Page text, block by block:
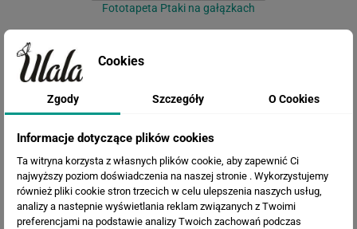
Fototapeta Ptaki na gałązkach
Fototapeta Las we mgle
Cookies
Zgody Szczegóły O Cookies
Informacje dotyczące plików cookies
Ta witryna korzysta z własnych plików cookie, aby zapewnić Ci
najwyższy poziom doświadczenia na naszej stronie . Wykorzystujemy
również pliki cookie stron trzecich w celu ulepszenia naszych usług,
analizy a nastepnie wyświetlania reklam związanych z Twoimi
preferencjami na podstawie analizy Twoich zachowań podczas